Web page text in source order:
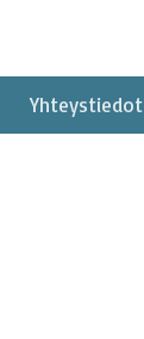
Yhteystiedot